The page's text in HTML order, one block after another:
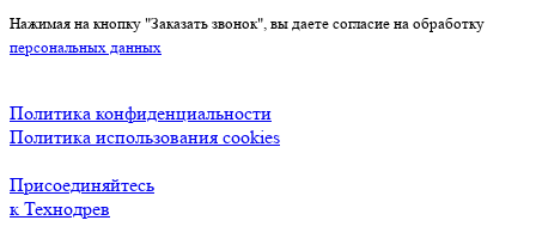
Нажимая на кнопку "Заказать звонок", вы даете согласие на обработку
персональных данных
Политика конфиденциальности
Политика использования cookies
Присоединяйтесь
к Технодрев